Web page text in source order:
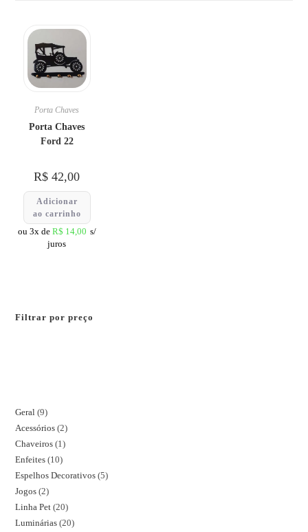
Porta Chaves
Porta Chaves
Ford 22
R$ 42,00
Adicionar
ao carrinho
ou 3x de R$ 14,00 s/
juros
Filtrar por preço
Geral 9
Acessórios 2
Chaveiros 1
Enfeites 10
Espelhos Decorativos 5
Jogos 2
Linha Pet 20
Luminárias 20